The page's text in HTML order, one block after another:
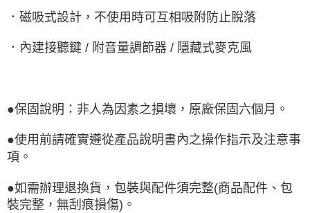
．磁吸式設計，不使用時可互相吸附防止脫落
．內建接聽鍵 / 附音量調節器 / 隱藏式麥克風
●保固說明：非人為因素之損壞，原廠保固六個月。
●使用前請確實遵從產品說明書內之操作指示及注意事
項。
●如需辦理退換貨，包裝與配件須完整(商品配件、包
裝完整，無刮痕損傷)。